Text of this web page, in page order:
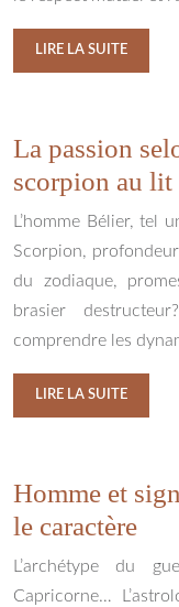
LIRE LA SUITE
La passion
scorpion au lit
L’homme Bélier, tel
Scorpion,
du zodiaque,
brasier
comprendre les
LIRE LA SUITE
Homme et
le caractère
L’archétype du
Capricorne…